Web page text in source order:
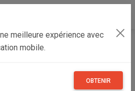
meilleure expérience avec
mobile.
OBTENIR
Cap bon - Sahel